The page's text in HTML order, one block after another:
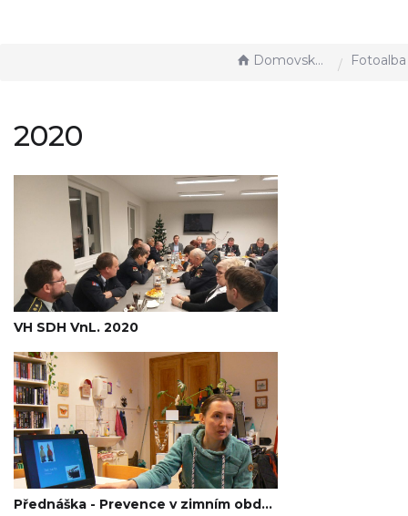
Domovská stránka Fotoalba
2020
VH SDH VnL. 2020
Přednáška - Prevence v zimním období - Vážany n/Lit. 2020